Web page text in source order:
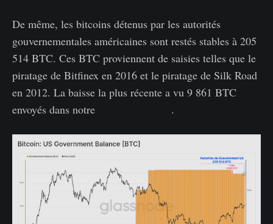
De même, les bitcoins détenus par les autorités
gouvernementales américaines sont restés stables à 205
514 BTC. Ces BTC proviennent de saisies telles que le
piratage de Bitfinex en 2016 et le piratage de Silk Road
en 2012. La baisse la plus récente a vu 9 861 BTC
envoyés dans notre
.